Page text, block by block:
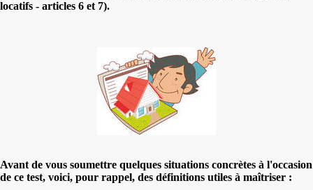
locatifs - articles 6 et 7).
Avant de vous soumettre quelques situations concrètes à l'occasion
de ce test, voici, pour rappel, des définitions utiles à maîtriser :